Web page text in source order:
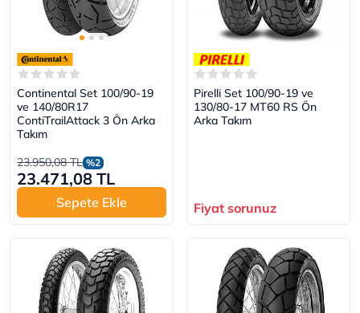
Continental Set 100/90-19
ve 140/80R17
ContiTrailAttack 3 Ön Arka
Takım
23.950,08 TL %2
23.471,08 TL
Sepete Ekle
Pirelli Set 100/90-19 ve
130/80-17 MT60 RS Ön
Arka Takım
Fiyat sorunuz